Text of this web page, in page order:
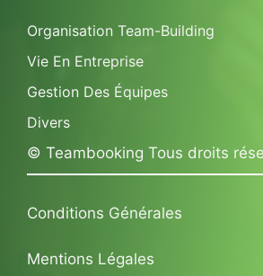
Organisation Team-Building
Vie En Entreprise
Gestion Des Équipes
Divers
© Teambooking Tous droits
Conditions Générales
Mentions Légales